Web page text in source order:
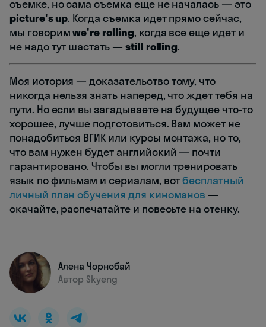
съемке, но сама съемка еще не началась — это
picture's up. Когда съемка идет прямо сейчас,
мы говоримwe're rolling, когда все еще идет и
не надо тут шастать — still rolling.
Моя история — доказательство тому, что
никогда нельзя знать наперед, что ждет тебя на
пути. Но если вы загадываете на будущее что-то
хорошее, лучше подготовиться. Вам может не
понадобиться ВГИК или курсы монтажа, но то,
что вам нужен будет английский — почти
гарантировано. Чтобы вы могли тренировать
язык по фильмам и сериалам, вотбесплатный
личный план обучения для киноманов —
скачайте, распечатайте и повесьте на стенку.
Алена Чорнобай
Автор Skyeng